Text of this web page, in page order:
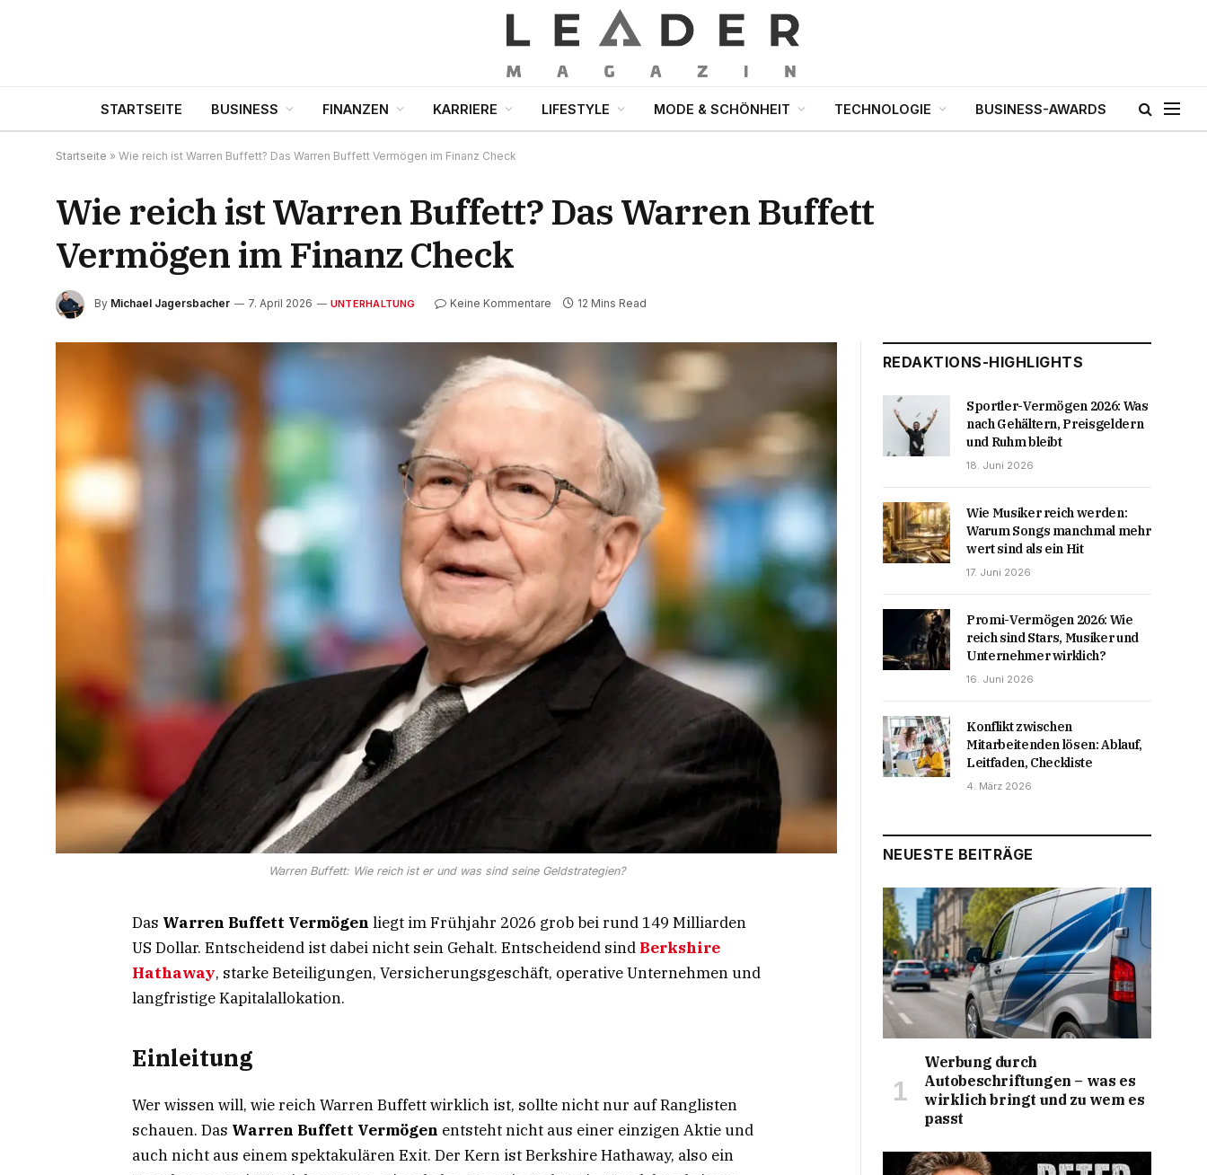
STARTSEITE BUSINESS FINANZEN KARRIERE LIFESTYLE MODE & SCHÖNHEIT TECHNOLOGIE BUSINESS-AWARDS
Startseite » Wie reich ist Warren Buffett? Das Warren Buffett Vermögen im Finanz Check
Wie reich ist Warren Buffett? Das Warren Buffett
Vermögen im Finanz Check
By Michael Jagersbacher 7. April 2026 UNTERHALTUNG Keine Kommentare 12 Mins Read
Warren Buffett: Wie reich ist er und was sind seine Geldstrategien?
Das Warren Buffett Vermögen liegt im Frühjahr 2026 grob bei rund 149 Milliarden
US Dollar. Entscheidend ist dabei nicht sein Gehalt. Entscheidend sind Berkshire
Hathaway, starke Beteiligungen, Versicherungsgeschäft, operative Unternehmen und
langfristige Kapitalallokation.
Einleitung
Wer wissen will, wie reich Warren Buffett wirklich ist, sollte nicht nur auf Ranglisten
schauen. Das Warren Buffett Vermögen entsteht nicht aus einer einzigen Aktie und
auch nicht aus einem spektakulären Exit. Der Kern ist Berkshire Hathaway, also ein
REDAKTIONS-HIGHLIGHTS
Sportler-Vermögen 2026: Was
nach Gehältern, Preisgeldern
und Ruhm bleibt
18. Juni 2026
Wie Musiker reich werden:
Warum Songs manchmal mehr
wert sind als ein Hit
17. Juni 2026
Promi-Vermögen 2026: Wie
reich sind Stars, Musiker und
Unternehmer wirklich?
16. Juni 2026
Konflikt zwischen
Mitarbeitenden lösen: Ablauf,
Leitfaden, Checkliste
4. März 2026
NEUESTE BEITRÄGE
Werbung durch
Autobeschriftungen – was es
wirklich bringt und zu wem es
passt